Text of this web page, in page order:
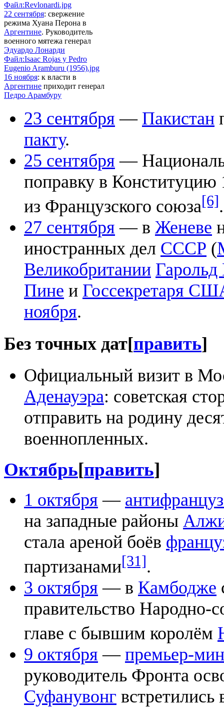
Файл:Revlonardi.jpg
22 сентября: свержение
режима Хуана Перона в
Аргентине. Руководитель
военного мятежа генерал
Эдуардо Лонарди
Файл:Isaac Rojas y Pedro
Eugenio Aramburu (1956).jpg
16 ноября: к власти в
Аргентине приходит генерал
Педро Арамбуру
23 сентября — Пакистан
пакту.
25 сентября —
поправку в Конституцию
из Французского союза[6].
27 сентября — в Женеве
иностранных дел СССР (
Великобритании
Пине и Госсекретаря
ноября.
Без точных дат[править]
Официальный визит в
Аденауэра: советская
отправить на родину
военнопленных.
Октябрь[править]
1 октября —
на западные районы
стала ареной боёв
партизанами[31].
3 октября — в Камбодже
правительство Народно-
главе с бывшим королём
9 октября — премьер-
руководитель Фронта
Суфанувонг встретились